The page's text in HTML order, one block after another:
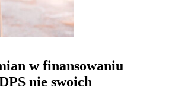
w finansowaniu
nie swoich